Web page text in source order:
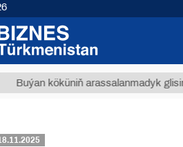
köküniň arassalanmadyk